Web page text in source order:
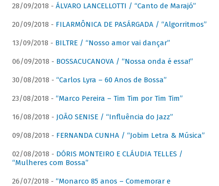
28/09/2018 - ÁLVARO LANCELLOTTI / “Canto de Marajó”
20/09/2018 - FILARMÔNICA DE PASÁRGADA / “Algorritmos”
13/09/2018 - BILTRE / “Nosso amor vai dançar”
06/09/2018 - BOSSACUCANOVA / “Nossa onda é essa!”
30/08/2018 - “Carlos Lyra – 60 Anos de Bossa”
23/08/2018 - “Marco Pereira – Tim Tim por Tim Tim”
16/08/2018 - JOÃO SENISE / “Influência do Jazz”
09/08/2018 - FERNANDA CUNHA / “Jobim Letra & Música”
02/08/2018 - DÓRIS MONTEIRO E CLÁUDIA TELLES /
“Mulheres com Bossa”
26/07/2018 - “Monarco 85 anos – Comemorar e